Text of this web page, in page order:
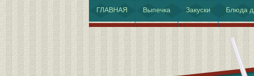
ГЛАВНАЯ Выпечка Закуски Блюда